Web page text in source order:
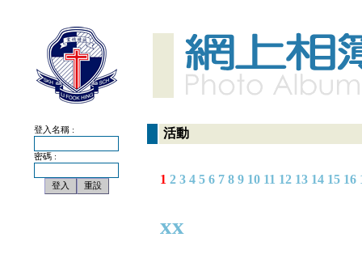
登入名稱 :
密碼 :
活動
1 2 3 4 5 6 7 8 9 10 11 12 13 14 15 16
xx